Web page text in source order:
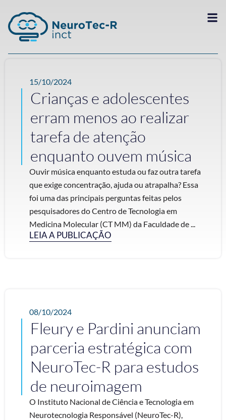
15/10/2024
Crianças e adolescentes
erram menos ao realizar
tarefa de atenção
enquanto ouvem música
Ouvir música enquanto estuda ou faz outra tarefa
que exige concentração, ajuda ou atrapalha? Essa
foi uma das principais perguntas feitas pelos
pesquisadores do Centro de Tecnologia em
Medicina Molecular (CT MM) da Faculdade de ...
LEIA A PUBLICAÇÃO
08/10/2024
Fleury e Pardini anunciam
parceria estratégica com
NeuroTec-R para estudos
de neuroimagem
O Instituto Nacional de Ciência e Tecnologia em
Neurotecnologia Responsável (NeuroTec-R),